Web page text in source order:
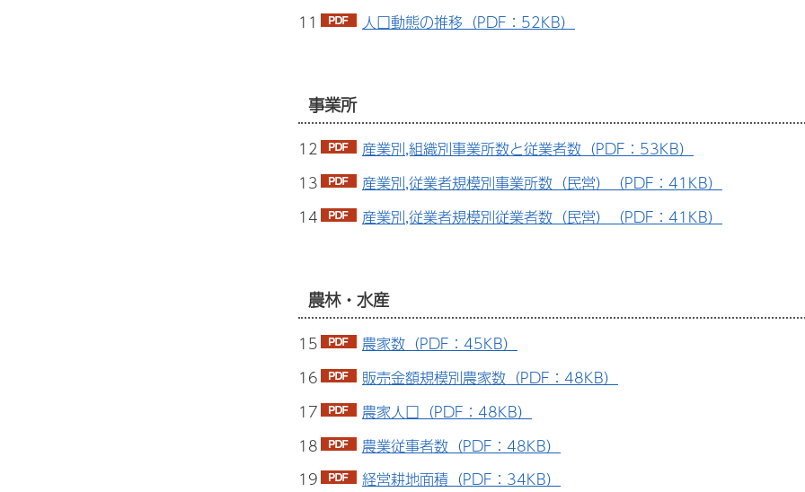
11
人口動態の推移（PDF：52KB）
事業所
12
産業別,組織別事業所数と従業者数（PDF：53KB）
13
産業別,従業者規模別事業所数（民営）（PDF：41KB）
14
産業別,従業者規模別従業者数（民営）（PDF：41KB）
農林・水産
15
農家数（PDF：45KB）
16
販売金額規模別農家数（PDF：48KB）
17
農家人口（PDF：48KB）
18
農業従事者数（PDF：48KB）
19
経営耕地面積（PDF：34KB）